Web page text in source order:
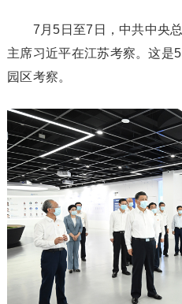
7月5日至7日，中共中央总
主席习近平在江苏考察。这是
园区考察。